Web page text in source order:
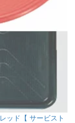
ッド【 サービスト